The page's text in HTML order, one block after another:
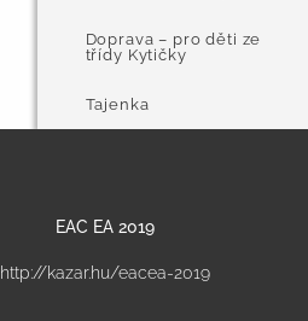
Doprava – pro děti ze
třídy Kytičky
Tajenka
EAC EA 2019
http://kazar.hu/eacea-2019